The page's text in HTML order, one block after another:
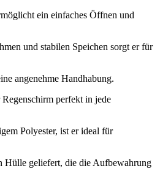
ein einfaches Öffnen und
und stabilen Speichen sorgt er für
angenehme Handhabung.
perfekt in jede
Polyester, ist er ideal für
Hülle geliefert, die die Aufbewahrung